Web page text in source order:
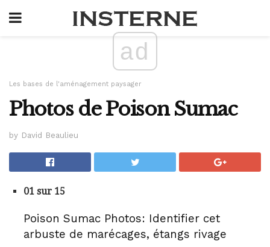
ad
Les bases de l'aménagement paysager
Photos de Poison Sumac
by David Beaulieu
01 sur 15
Poison Sumac Photos: Identifier cet
arbuste de marécages, étangs rivage